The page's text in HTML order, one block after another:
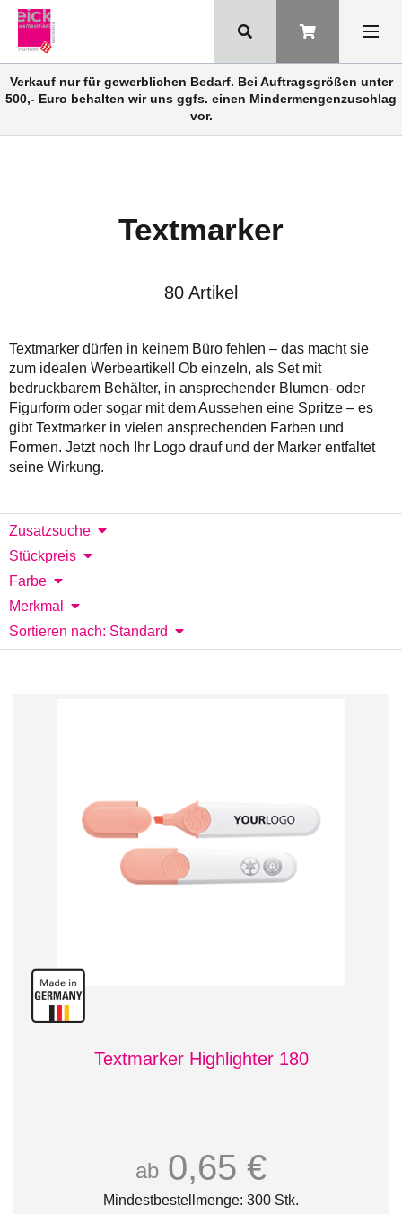
Verkauf nur für gewerblichen Bedarf. Bei Auftragsgrößen unter
500,- Euro behalten wir uns ggfs. einen Mindermengenzuschlag
vor.
Textmarker
80 Artikel
Textmarker dürfen in keinem Büro fehlen – das macht sie
zum idealen Werbeartikel! Ob einzeln, als Set mit
bedruckbarem Behälter, in ansprechender Blumen- oder
Figurform oder sogar mit dem Aussehen eine Spritze – es
gibt Textmarker in vielen ansprechenden Farben und
Formen. Jetzt noch Ihr Logo drauf und der Marker entfaltet
seine Wirkung.
Zusatzsuche
Stückpreis
Farbe
Merkmal
Sortieren nach: Standard
Textmarker Highlighter 180
ab 0,65 €
Mindestbestellmenge: 300 Stk.